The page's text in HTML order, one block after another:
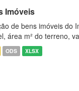
Imóveis
de bens imóveis do
área m² do terreno,
ODS XLSX